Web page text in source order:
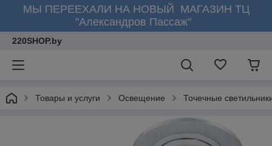
МЫ ПЕРЕЕХАЛИ НА НОВЫЙ МАГАЗИН ТЦ
"Александров Пассаж"
220SHOP.by
Товары и услуги Освещение Точечные